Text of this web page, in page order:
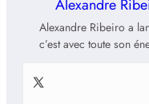
Alexandre
Alexandre Ribeiro a
c’est avec toute son